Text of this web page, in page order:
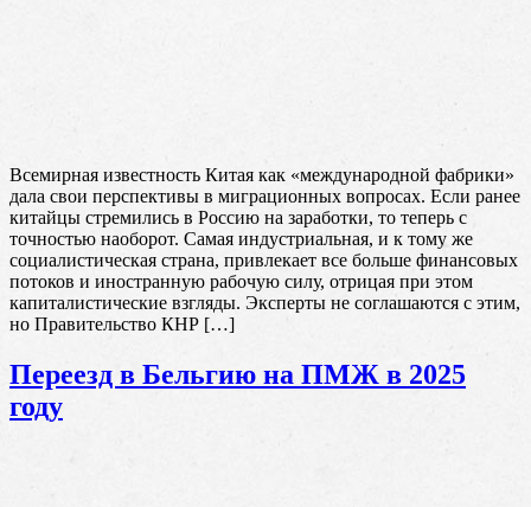
Всемирная известность Китая как «международной фабрики»
дала свои перспективы в миграционных вопросах. Если ранее
китайцы стремились в Россию на заработки, то теперь с
точностью наоборот. Самая индустриальная, и к тому же
социалистическая страна, привлекает все больше финансовых
потоков и иностранную рабочую силу, отрицая при этом
капиталистические взгляды. Эксперты не соглашаются с этим,
но Правительство КНР […]
Переезд в Бельгию на ПМЖ в 2025
году